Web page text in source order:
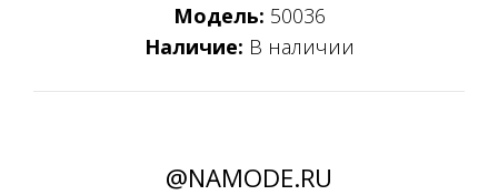
Модель: 50036
Наличие: В наличии
@NAMODE.RU